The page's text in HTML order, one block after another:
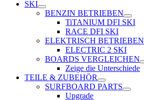
SKI
BENZIN BETRIEBEN
TiTANIUM DFI SKI
RACE DFI SKI
ELEKTRISCH BETRIEBEN
ELECTRIC 2 SKI
BOARDS VERGLEICHEN
Zeige die Unterschiede
TEILE & ZUBEHÖR
SURFBOARD PARTS
Upgrade